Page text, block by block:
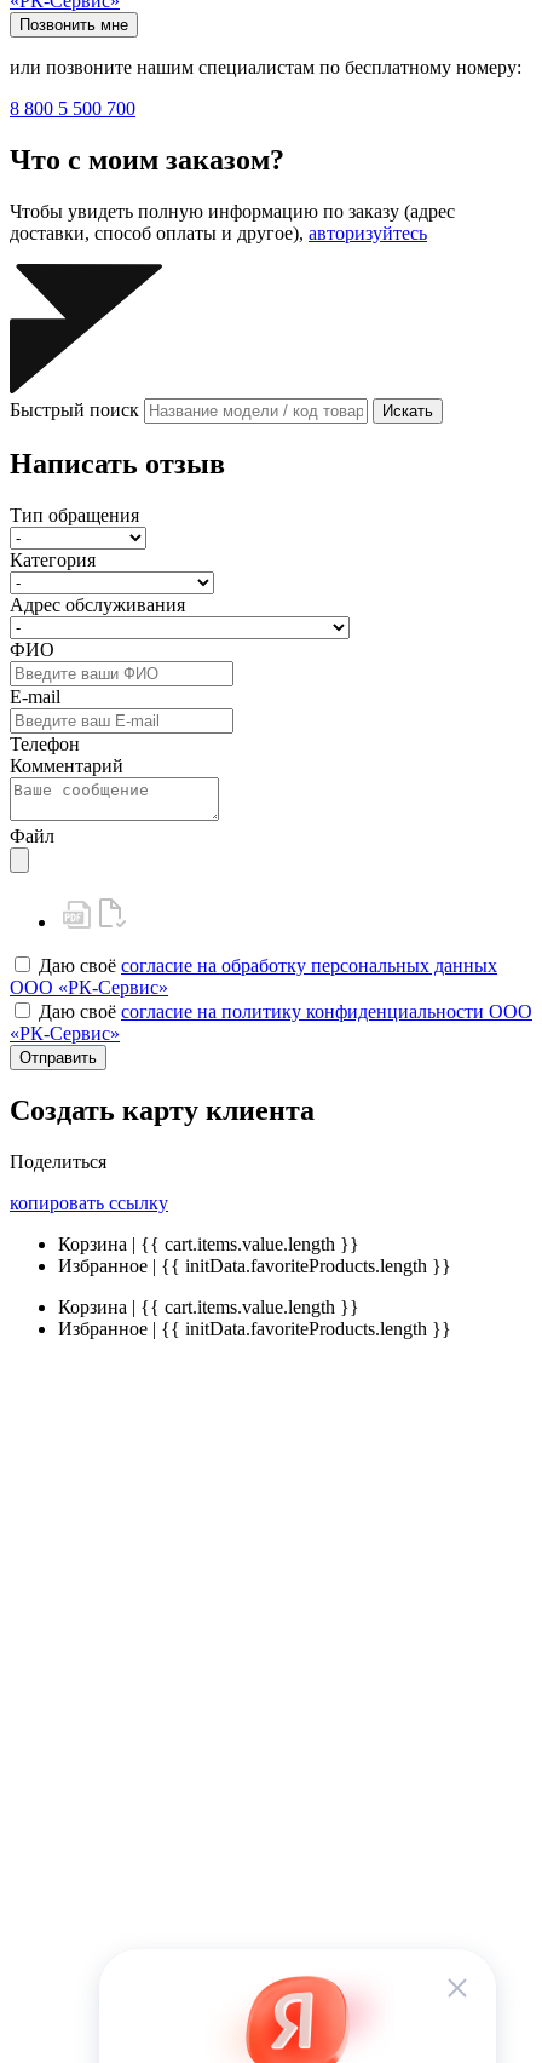
Позвонить мне
или позвоните нашим специалистам по бесплатному номеру:
8 800 5 500 700
Что с моим заказом?
Чтобы увидеть полную информацию по заказу (адрес
доставки, способ оплаты и другое), авторизуйтесь
Быстрый поиск Искать
Написать отзыв
Тип обращения
Категория
Адрес обслуживания
ФИО
E-mail
Телефон
Комментарий
Файл
Даю своё согласие на обработку персональных данных
ООО «РК-Сервис»
Даю своё согласие на политику конфиденциальности ООО
«РК-Сервис»
Отправить
Создать карту клиента
Поделиться
копировать ссылку
Корзина | {{ cart.items.value.length }}
Избранное | {{ initData.favoriteProducts.length }}
Корзина | {{ cart.items.value.length }}
Избранное | {{ initData.favoriteProducts.length }}